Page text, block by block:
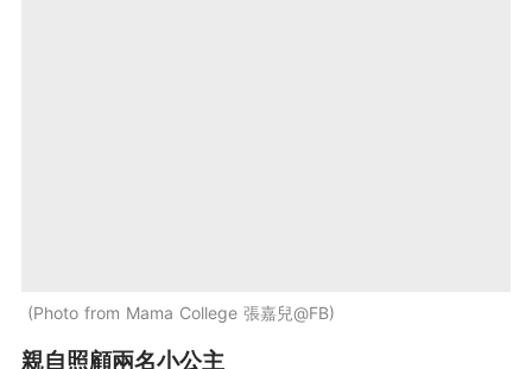
Photo from Mama College 張嘉兒@FB
親自照顧兩名小公主